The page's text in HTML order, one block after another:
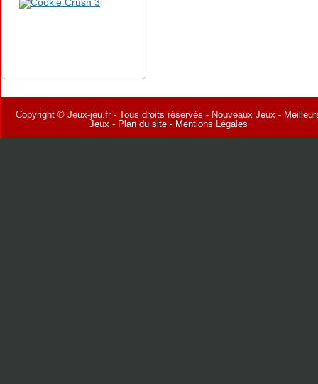
Copyright © Jeux-jeu.fr - Tous droits réservés - Nouveaux Jeux -
Jeux- Plan du site- Mentions Légales